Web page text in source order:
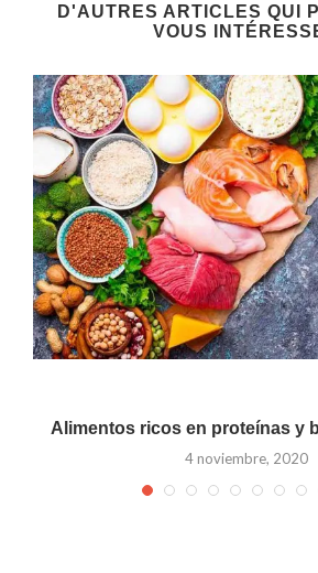
D'AUTRES ARTICLES QUI
VOUS
Alimentos ricos en proteínas y
4 noviembre, 2020